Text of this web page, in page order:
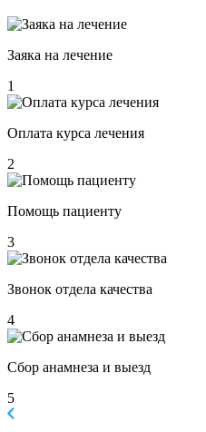
Заяка на лечение
1
Оплата курса лечения
2
Помощь пациенту
3
Звонок отдела качества
4
Сбор анамнеза и выезд
5